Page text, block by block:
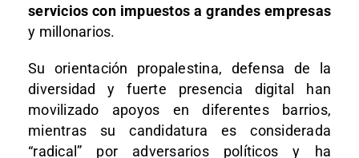
servicios con impuestos a grandes empresas
y millonarios.​
Su orientación propalestina, defensa de la
diversidad y fuerte presencia digital han
movilizado apoyos en diferentes barrios,
mientras su candidatura es considerada
“radical” por adversarios políticos y ha